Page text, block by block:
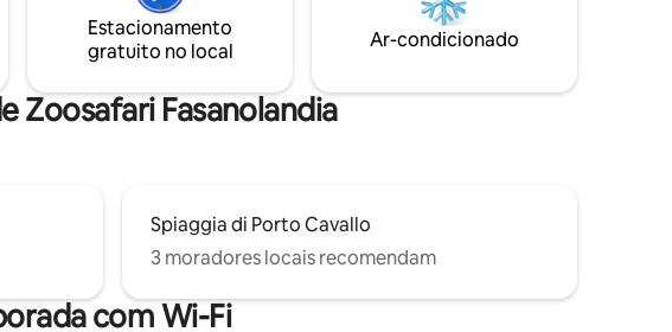
Estacionamento
gratuito no local
Ar-condicionado
Fasanolandia
Spiaggia di Porto Cavallo
3 moradores locais recomendam
com Wi-Fi